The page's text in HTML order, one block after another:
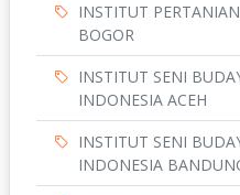
INSTITUT PERTANIAN
BOGOR
INSTITUT SENI
INDONESIA ACEH
INSTITUT SENI
INDONESIA